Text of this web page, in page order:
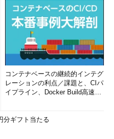
コンテナベースの継続的インテグ
レーションの利点／課題と、CIパ
イプライン、Docker Build高速化
分ギフト当たる